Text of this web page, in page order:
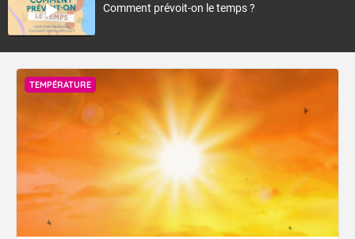
Comment prévoit-on le temps ?
TEMPÉRATURE